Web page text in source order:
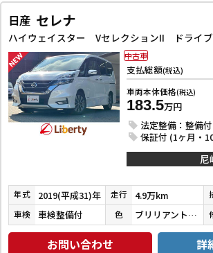
日産 セレナ
支払総額(税込)
車両本体価格(税込)
183.5万円
法定整備：整備付
保証付 (1ヶ月・
中古車
尼
年式 2019(平成31)年 走行 4.9万km
車検 車検整備付 色 ブリリアントホワイトパール３コートパール
お問い合わせ 詳